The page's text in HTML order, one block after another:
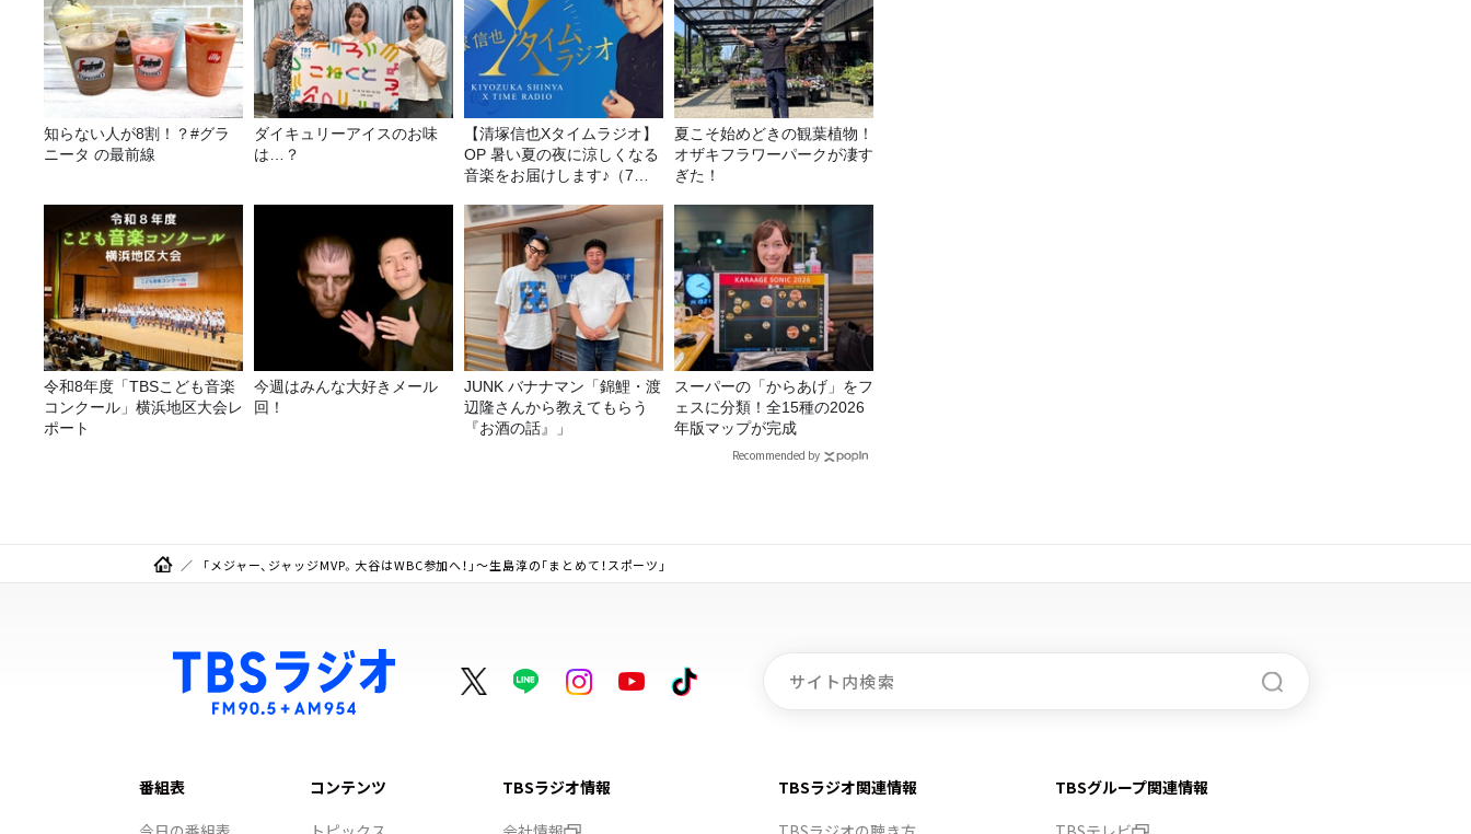
知らない人が8割！？#グラ
ニータ の最前線
ダイキュリーアイスのお味
は…？
【清塚信也Xタイムラジオ】
OP 暑い夏の夜に涼しくなる
音楽をお届けします♪（7月
夏こそ始めどきの観葉植物！
オザキフラワーパークが凄す
ぎた！
令和8年度「TBSこども音楽
コンクール」横浜地区大会レ
ポート
今週はみんな大好きメール
回！
JUNK バナナマン「錦鯉・渡
辺隆さんから教えてもらう
『お酒の話』」
スーパーの「からあげ」をフ
ェスに分類！全15種の2026
年版マップが完成
Recommended by
「メジャー、ジャッジMVP。大谷はWBC参加へ！」～生島淳の「まとめて！スポーツ」
番組表
コンテンツ
TBSラジオ情報
TBSラジオ関連情報
TBSグループ関連情報